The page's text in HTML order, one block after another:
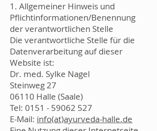
1. Allgemeiner Hinweis und
Pflichtinformationen/Benennung
der verantwortlichen Stelle
Die verantwortliche Stelle für die
Datenverarbeitung auf dieser
Website ist:
Dr. med. Sylke Nagel
Steinweg 27
06110 Halle (Saale)
Tel: 0151 - 59062 527
E-Mail: info(at)ayurveda-halle.de